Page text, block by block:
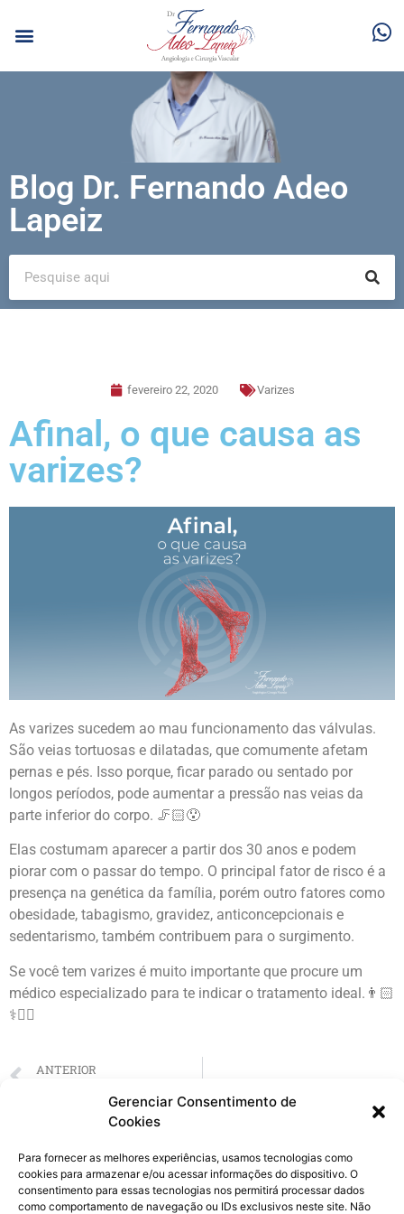
Gerenciar Consentimento de
Cookies
Para fornecer as melhores experiências, usamos tecnologias como
cookies para armazenar e/ou acessar informações do dispositivo. O
consentimento para essas tecnologias nos permitirá processar dados
como comportamento de navegação ou IDs exclusivos neste site. Não
Blog Dr. Fernando Adeo
Lapeiz
fevereiro 22, 2020 Varizes
Afinal, o que causa as
varizes?
As varizes sucedem ao mau funcionamento das válvulas.
São veias tortuosas e dilatadas, que comumente afetam
pernas e pés. Isso porque, ficar parado ou sentado por
longos períodos, pode aumentar a pressão nas veias da
parte inferior do corpo. 🦵🏻😯
Elas costumam aparecer a partir dos 30 anos e podem
piorar com o passar do tempo. O principal fator de risco é a
presença na genética da família, porém outro fatores como
obesidade, tabagismo, gravidez, anticoncepcionais e
sedentarismo, também contribuem para o surgimento.
Se você tem varizes é muito importante que procure um
médico especializado para te indicar o tratamento ideal.👨🏻
⚕✍🏻
ANTERIOR